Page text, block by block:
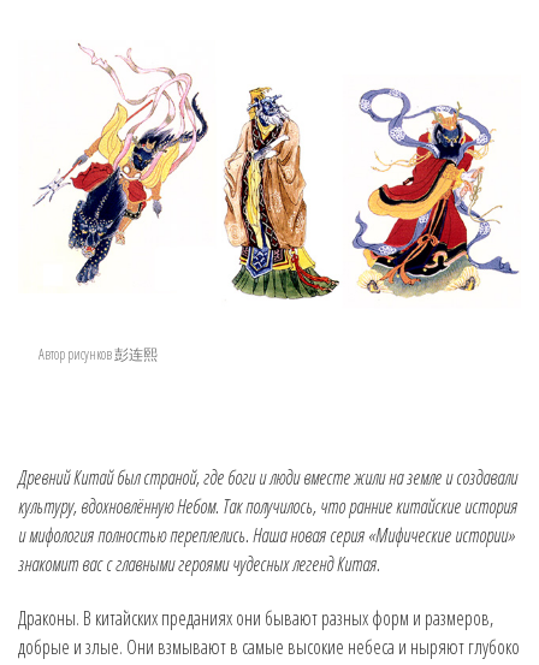
Автор рисунков 彭连熙
Древний Китай был страной, где боги и люди вместе жили на земле и создавали
культуру, вдохновлённую Небом. Так получилось, что ранние китайские история
и мифология полностью переплелись. Наша новая серия «Мифические истории»
знакомит вас с главными героями чудесных легенд Китая.
Драконы. В китайских преданиях они бывают разных форм и размеров,
добрые и злые. Они взмывают в самые высокие небеса и ныряют глубоко